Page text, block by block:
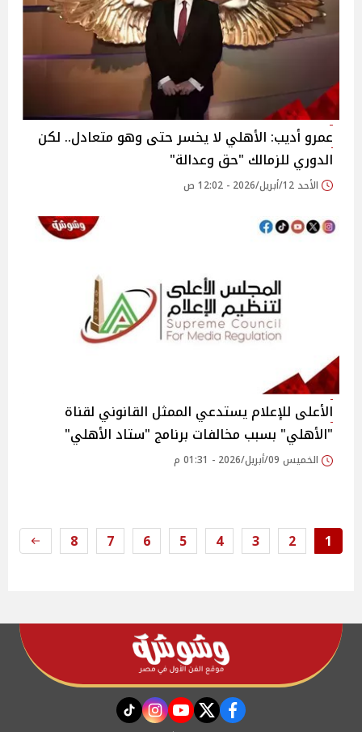
عمرو أديب: الأهلي لا يخسر حتى وهو متعادل.. لكن
الدوري للزمالك "حق وعدالة"
الأحد 12/أبريل/2026 - 12:02 ص
الأعلى للإعلام يستدعي الممثل القانوني لقناة
"الأهلي" بسبب مخالفات برنامج "ستاد الأهلي"
الخميس 09/أبريل/2026 - 01:31 م
1
2
3
4
5
6
7
8
facebook
twitter
youtube
instagram
tiktok